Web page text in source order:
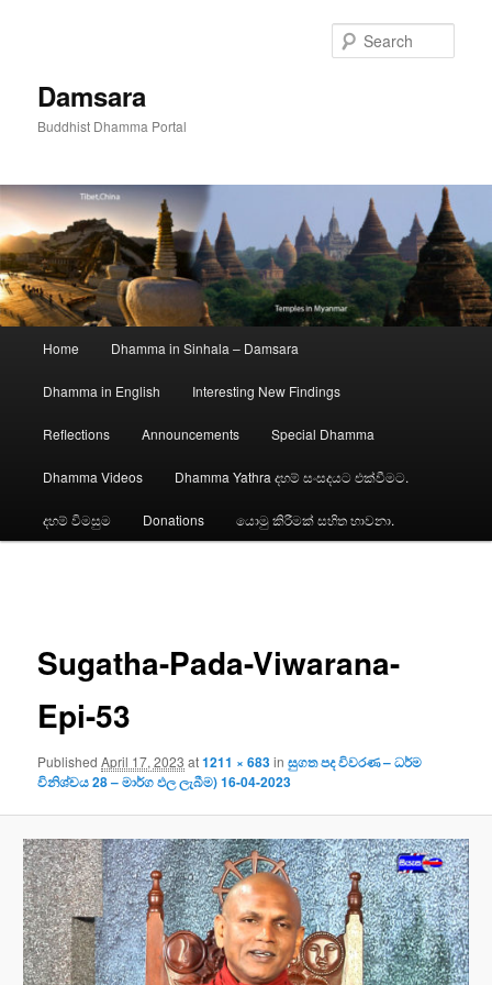
Damsara
Buddhist Dhamma Portal
Home Dhamma in Sinhala – Damsara
Dhamma in English Interesting New Findings
Reflections Announcements Special Dhamma
Dhamma Videos Dhamma Yathra දහම් සංසදයට එක්වීමට.
දහම් විමසුම Donations යොමු කිරීමක් සහිත භාවනා.
Sugatha-Pada-Viwarana-
Epi-53
PublishedApril 17, 2023 at1211 × 683inසුගත පද විවරණ – ධර්ම
විනිශ්චය 28 – මාර්ග ඵල ලැබීම) 16-04-2023